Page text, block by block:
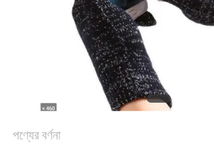
সাইটম্যাপ
পণ্যের বর্ণনা